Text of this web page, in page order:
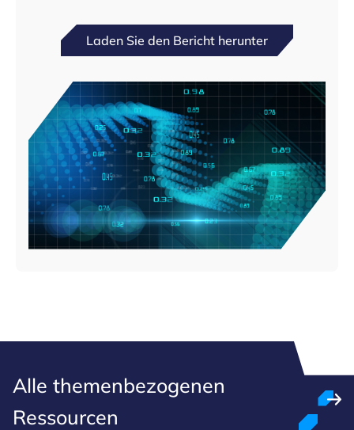
Laden Sie den Bericht herunter
Alle themenbezogenen
Ressourcen